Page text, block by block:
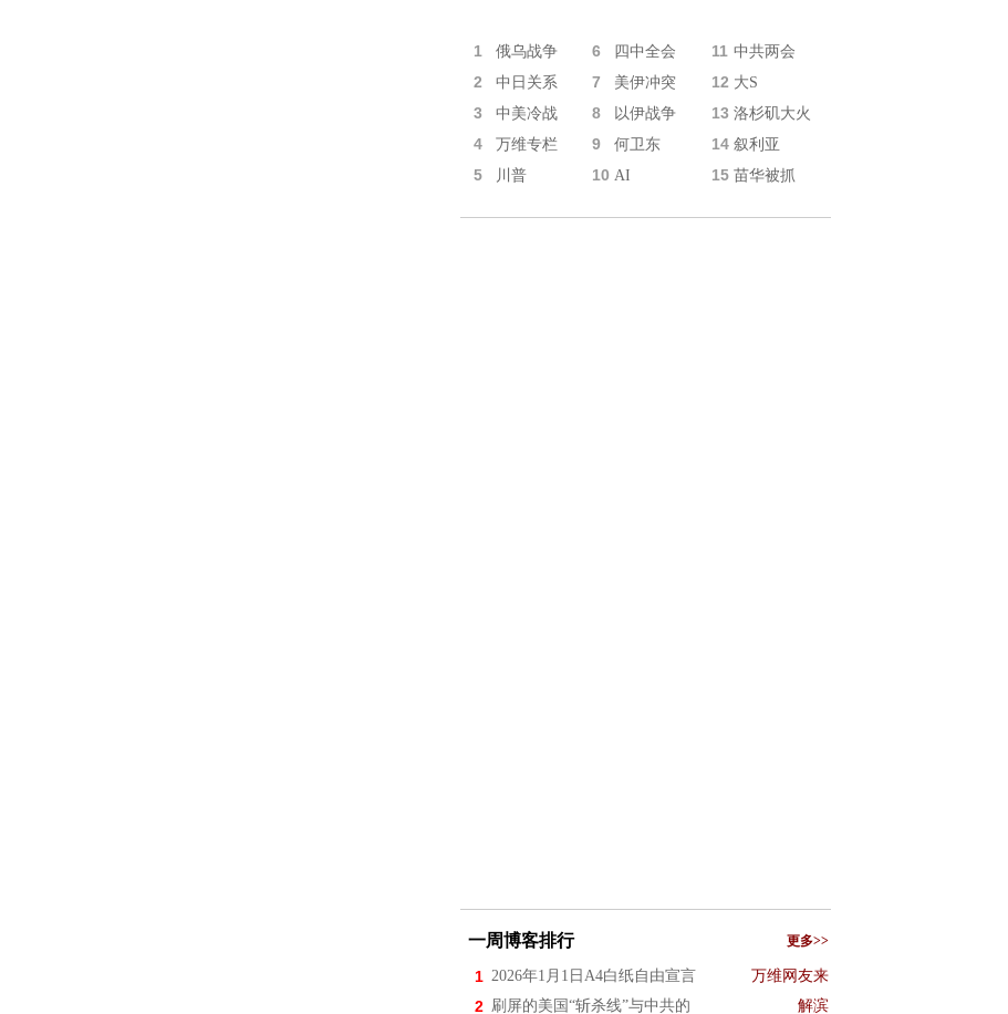
1 俄乌战争 6 四中全会 11 中共两会
2 中日关系 7 美伊冲突 12 大S
3 中美冷战 8 以伊战争 13 洛杉矶大火
4 万维专栏 9 何卫东 14 叙利亚
5 川普 10 AI 15 苗华被抓
一周博客排行 更多>>
1 2026年1月1日A4白纸自由宣言 万维网友来
2 刷屏的美国“斩杀线”与中共的 解滨